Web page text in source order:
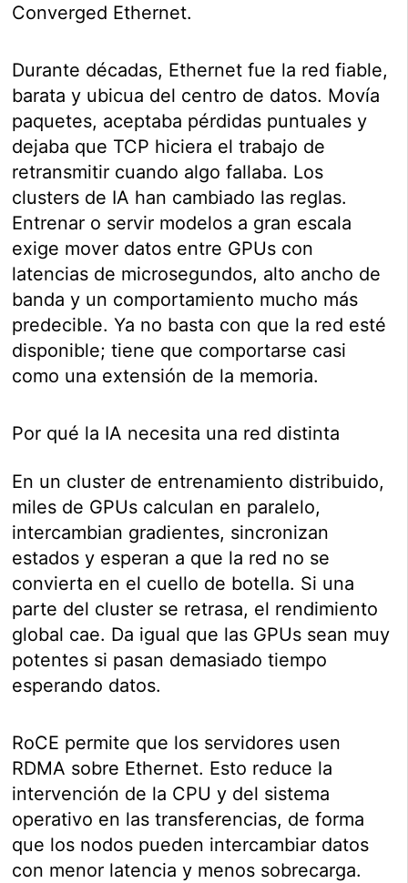
Converged Ethernet.
Durante décadas, Ethernet fue la red fiable,
barata y ubicua del centro de datos. Movía
paquetes, aceptaba pérdidas puntuales y
dejaba que TCP hiciera el trabajo de
retransmitir cuando algo fallaba. Los
clusters de IA han cambiado las reglas.
Entrenar o servir modelos a gran escala
exige mover datos entre GPUs con
latencias de microsegundos, alto ancho de
banda y un comportamiento mucho más
predecible. Ya no basta con que la red esté
disponible; tiene que comportarse casi
como una extensión de la memoria.
Por qué la IA necesita una red distinta
En un cluster de entrenamiento distribuido,
miles de GPUs calculan en paralelo,
intercambian gradientes, sincronizan
estados y esperan a que la red no se
convierta en el cuello de botella. Si una
parte del cluster se retrasa, el rendimiento
global cae. Da igual que las GPUs sean muy
potentes si pasan demasiado tiempo
esperando datos.
RoCE permite que los servidores usen
RDMA sobre Ethernet. Esto reduce la
intervención de la CPU y del sistema
operativo en las transferencias, de forma
que los nodos pueden intercambiar datos
con menor latencia y menos sobrecarga.